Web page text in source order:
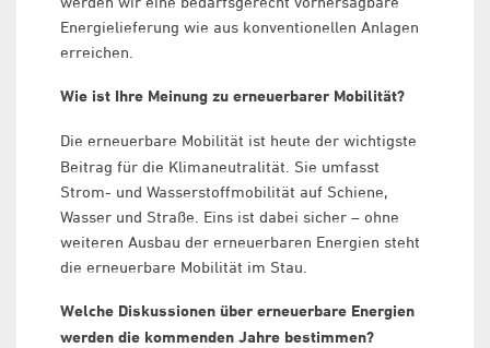
Energielieferung wie aus konventionellen Anlagen
erreichen.
Wie ist Ihre Meinung zu erneuerbarer Mobilität?
Die erneuerbare Mobilität ist heute der wichtigste
Beitrag für die Klimaneutralität. Sie umfasst
Strom- und Wasserstoffmobilität auf Schiene,
Wasser und Straße. Eins ist dabei sicher – ohne
weiteren Ausbau der erneuerbaren Energien steht
die erneuerbare Mobilität im Stau.
Welche Diskussionen über erneuerbare Energien
werden die kommenden Jahre bestimmen?